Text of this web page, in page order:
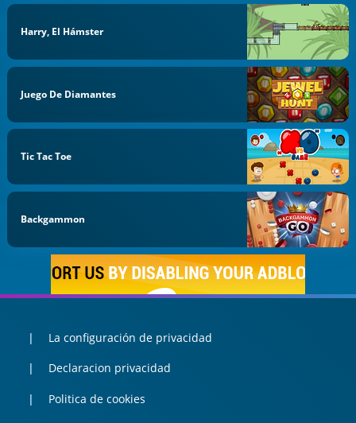
Harry, El Hámster
Juego De Diamantes
Tic Tac Toe
Backgammon
La configuración de privacidad
Declaracion privacidad
Politica de cookies